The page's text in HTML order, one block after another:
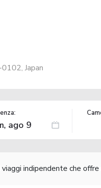
Japan
viaggi indipendente che